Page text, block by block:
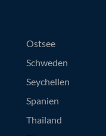
Ostsee
Schweden
Seychellen
Spanien
Thailand